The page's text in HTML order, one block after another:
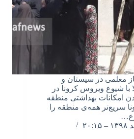
معلمی در سیستان و
شیوع ویروس کرونا در
امکانات بهداشتی منطقه
سریع‌تر همه‌ی منطقه را